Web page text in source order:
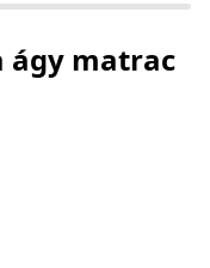
ágy matrac